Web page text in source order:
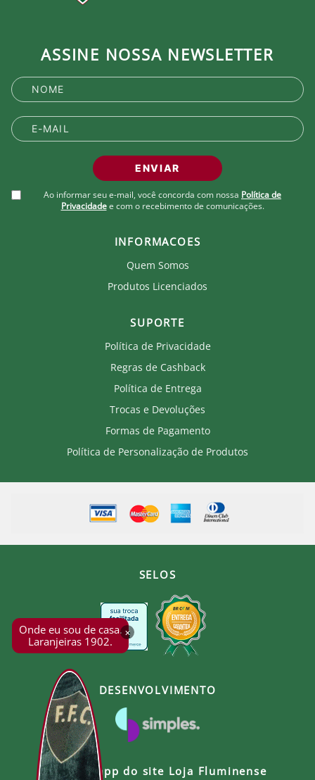
×
Onde eu sou de casa.
Laranjeiras 1902.
ASSINE NOSSA NEWSLETTER
ENVIAR
Ao informar seu e-mail, você concorda com nossa Política de
Privacidade e com o recebimento de comunicações.
INFORMACOES
Quem Somos
Produtos Licenciados
SUPORTE
Política de Privacidade
Regras de Cashback
Política de Entrega
Trocas e Devoluções
Formas de Pagamento
Política de Personalização de Produtos
SELOS
DESENVOLVIMENTO
Baixe o app do site Loja Fluminense